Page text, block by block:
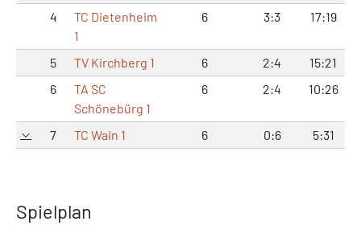
4
TC Dietenheim
1
6 3:3 17:19
5 TV Kirchberg 1 6 2:4 15:21
6
TA SC
Schönebürg 1
6 2:4 10:26
7 TC Wain 1 6 0:6 5:31
Spielplan